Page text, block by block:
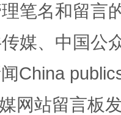
规模
笔名和留言
媒、中国公
China
网站留言板